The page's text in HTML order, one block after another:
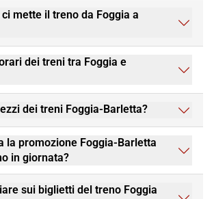
mette il treno da Foggia a
dei treni tra Foggia e
dei treni Foggia-Barletta?
la promozione Foggia-Barletta
in giornata?
sui biglietti del treno Foggia